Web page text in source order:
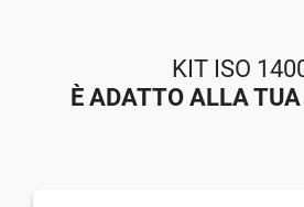
KIT ISO
È ADATTO ALLA